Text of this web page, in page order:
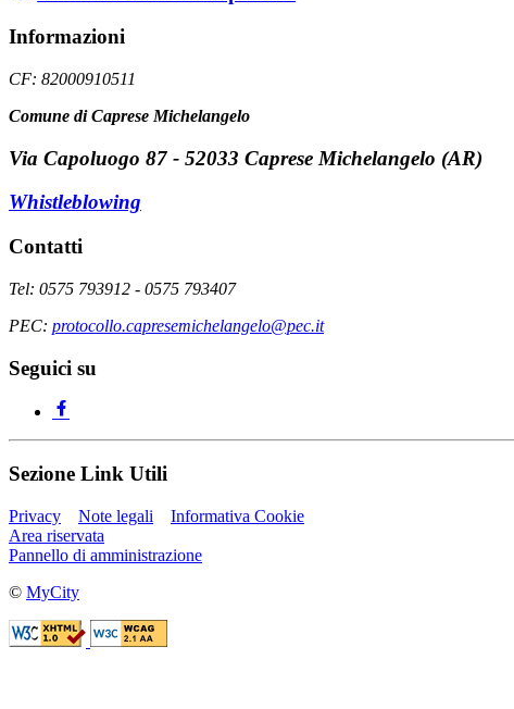
Informazioni
CF: 82000910511
Comune di Caprese Michelangelo
Via Capoluogo 87 - 52033 Caprese Michelangelo (AR)
Whistleblowing
Contatti
Tel: 0575 793912 - 0575 793407
PEC: protocollo.capresemichelangelo@pec.it
Seguici su
Sezione Link Utili
Privacy Note legali
Informativa Cookie
Area riservata
Pannello di amministrazione
© MyCity